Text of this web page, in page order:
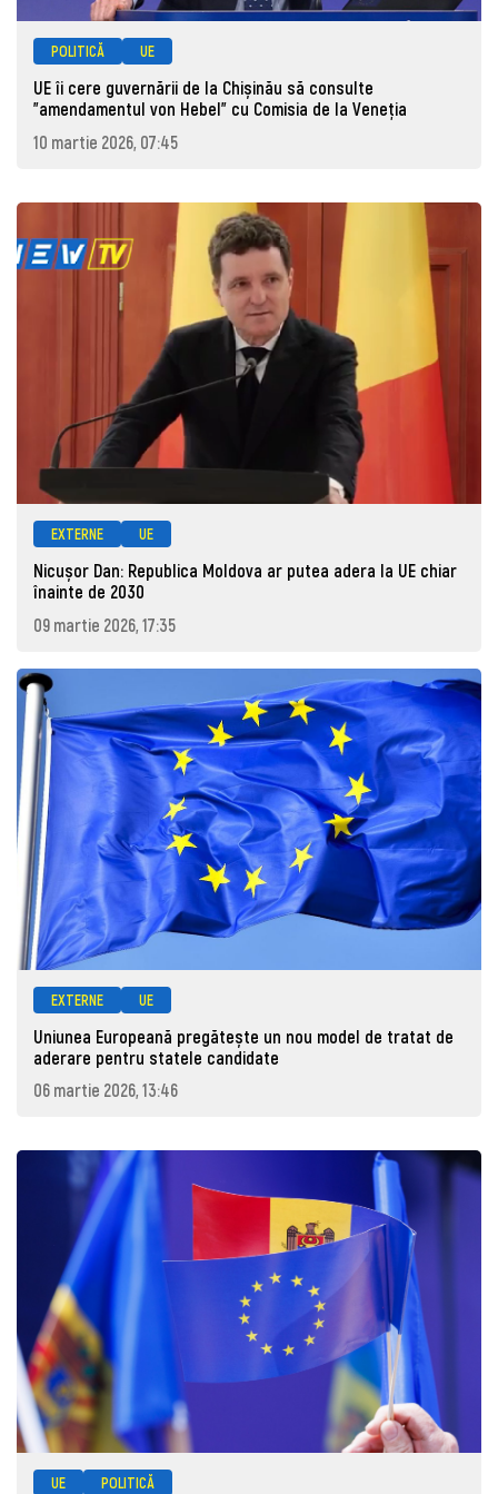
POLITICĂ UE
UE îi cere guvernării de la Chișinău să consulte
”amendamentul von Hebel” cu Comisia de la Veneția
10 martie 2026, 07:45
EXTERNE UE
Nicușor Dan: Republica Moldova ar putea adera la UE chiar
înainte de 2030
09 martie 2026, 17:35
EXTERNE UE
Uniunea Europeană pregătește un nou model de tratat de
aderare pentru statele candidate
06 martie 2026, 13:46
UE POLITICĂ